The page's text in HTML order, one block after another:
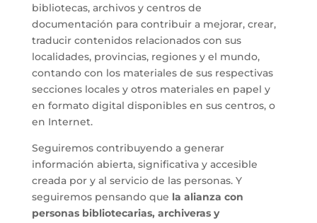
bibliotecas, archivos y centros de
documentación para contribuir a mejorar, crear,
traducir contenidos relacionados con sus
localidades, provincias, regiones y el mundo,
contando con los materiales de sus respectivas
secciones locales y otros materiales en papel y
en formato digital disponibles en sus centros, o
en Internet.
Seguiremos contribuyendo a generar
información abierta, significativa y accesible
creada por y al servicio de las personas. Y
seguiremos pensando que la alianza con
personas bibliotecarias, archiveras y